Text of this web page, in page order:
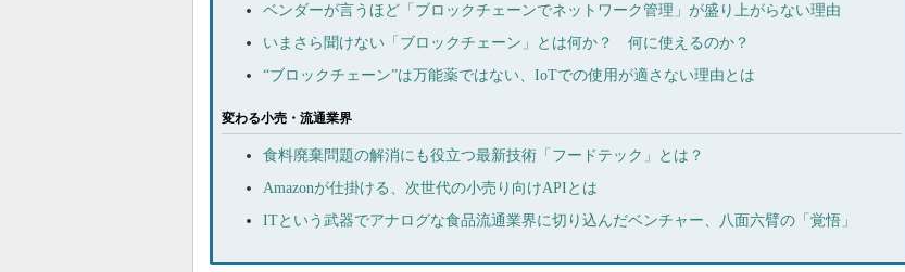
ベンダーが言うほど「ブロックチェーンでネットワーク管理」が盛り上がらない理由
いまさら聞けない「ブロックチェーン」とは何か？ 何に使えるのか？
“ブロックチェーン”は万能薬ではない、IoTでの使用が適さない理由とは
変わる小売・流通業界
食料廃棄問題の解消にも役立つ最新技術「フードテック」とは？
Amazonが仕掛ける、次世代の小売り向けAPIとは
ITという武器でアナログな食品流通業界に切り込んだベンチャー、八面六臂の「覚悟」